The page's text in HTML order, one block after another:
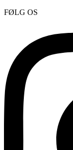
FØLG OS